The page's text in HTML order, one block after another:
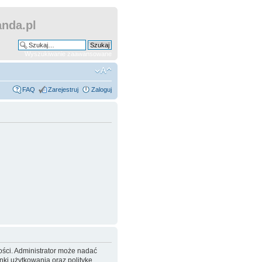
FAQ Zarejestruj Zaloguj
Administrator może nadać
użytkowania oraz politykę